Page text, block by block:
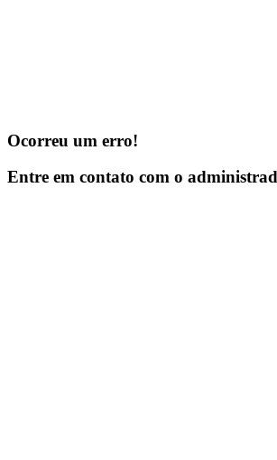
Ocorreu um erro!
Entre em contato com o